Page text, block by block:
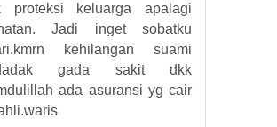
proteksi keluarga apalagi
Jadi inget sobatku
kehilangan suami
gada sakit dkk
ada asuransi yg cair